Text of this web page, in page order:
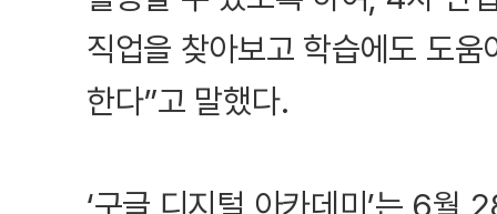
직업을 찾아보고 학습에도 도
한다”고 말했다.
‘구글 디지털 아카데미’는 6월